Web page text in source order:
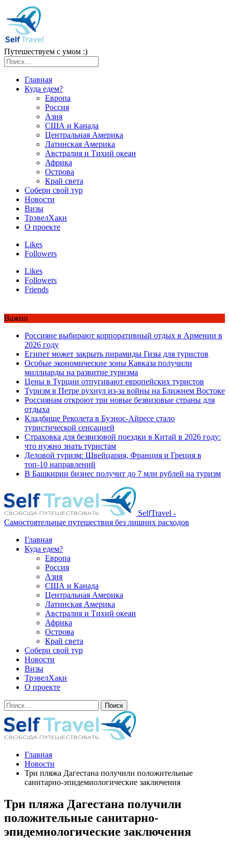
Путешествуем с умом :)
Главная
Куда едем?
Европа
Россия
Азия
США и Канада
Центральная Америка
Латинская Америка
Австралия и Тихий океан
Африка
Острова
Край света
Собери свой тур
Новости
Визы
ТрэвелХаки
О проекте
Likes
Followers
Likes
Followers
Friends
Важно
Россияне выбирают корпоративный отдых в Армении в
2026 году
Египет может закрыть пирамиды Гизы для туристов
Особые экономические зоны Кавказа получили
миллиарды на развитие туризма
Цены в Турции отпугивают европейских туристов
Туризм в Петре рухнул из-за войны на Ближнем Востоке
Россиянам откроют три новые безвизовые страны для
отдыха
Кладбище Реколета в Буэнос-Айресе стало
туристической сенсацией
Страховка для безвизовой поездки в Китай в 2026 году:
что нужно знать туристам
Деловой туризм: Швейцария, Франция и Греция в
топ-10 направлений
В Башкирии бизнес получит до 7 млн рублей на туризм
SelfTravel -
Самостоятельные путешествия без лишних расходов
Главная
Куда едем?
Европа
Россия
Азия
США и Канада
Центральная Америка
Латинская Америка
Австралия и Тихий океан
Африка
Острова
Край света
Собери свой тур
Новости
Визы
ТрэвелХаки
О проекте
Главная
Новости
Три пляжа Дагестана получили положительные
санитарно-эпидемиологические заключения
Три пляжа Дагестана получили
положительные санитарно-
эпидемиологические заключения